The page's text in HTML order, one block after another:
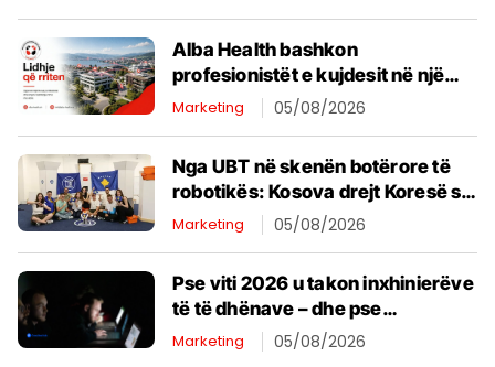
Alba Health bashkon
profesionistët e kujdesit në një
rrjet të përbashkët në Zvicër
Marketing 05/08/2026
Nga UBT në skenën botërore të
robotikës: Kosova drejt Koresë së
Jugut
Marketing 05/08/2026
Pse viti 2026 u takon inxhinierëve
të të dhënave – dhe pse
kompanitë po konkurrojnë për ta
Marketing 05/08/2026